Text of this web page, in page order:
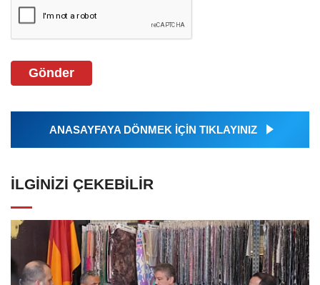
Gönder
ANASAYFAYA DÖNMEK İÇİN TIKLAYINIZ
İLGINIZI ÇEKEBILIR